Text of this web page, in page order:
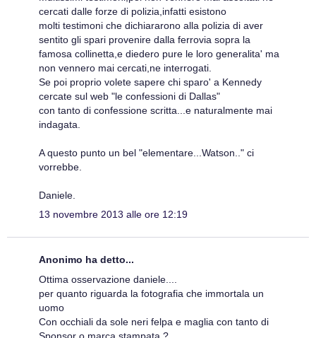
cercati dalle forze di polizia,infatti esistono
molti testimoni che dichiararono alla polizia di aver
sentito gli spari provenire dalla ferrovia sopra la
famosa collinetta,e diedero pure le loro generalita' ma
non vennero mai cercati,ne interrogati.
Se poi proprio volete sapere chi sparo' a Kennedy
cercate sul web "le confessioni di Dallas"
con tanto di confessione scritta...e naturalmente mai
indagata.
A questo punto un bel "elementare...Watson.." ci
vorrebbe.
Daniele.
13 novembre 2013 alle ore 12:19
Anonimo ha detto...
Ottima osservazione daniele....
per quanto riguarda la fotografia che immortala un
uomo
Con occhiali da sole neri felpa e maglia con tanto di
Sponsor o marca stampata ?